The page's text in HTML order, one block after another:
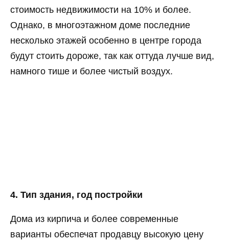
стоимость недвижимости на 10% и более.
Однако, в многоэтажном доме последние
несколько этажей особенно в центре города
будут стоить дороже, так как оттуда лучше вид,
намного тише и более чистый воздух.
4. Тип здания, год постройки
Дома из кирпича и более современные
варианты обеспечат продавцу высокую цену